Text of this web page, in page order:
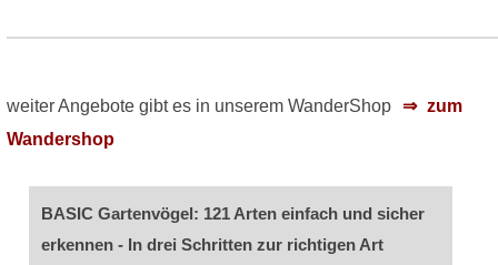
weiter Angebote gibt es in unserem WanderShop
zum
Wandershop
BASIC Gartenvögel: 121 Arten einfach und sicher
erkennen - In drei Schritten zur richtigen Art